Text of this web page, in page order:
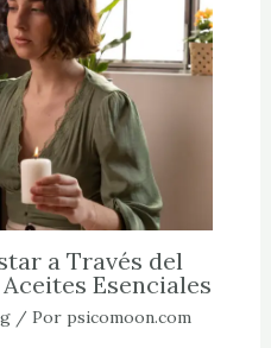
a Través del
Esenciales
/ Por psicomoon.com